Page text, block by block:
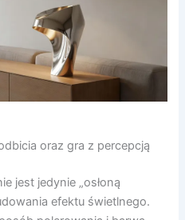
oraz gra z percepcją
jest jedynie „osłoną
efektu świetlnego.